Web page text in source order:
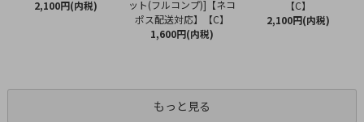
2,100円(内税)
ット(フルコンプ)]【ネコ
ポス配送対応】【C】
1,600円(内税)
【C】
2,100円(内税)
もっと見る